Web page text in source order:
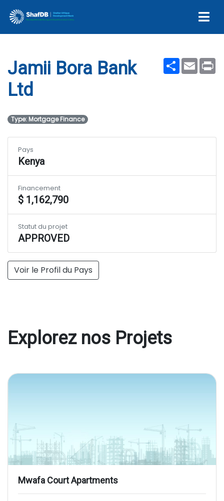
Jamii Bora Bank Ltd
ShareEmail
Jamii Bora Bank
Ltd
Type: Mortgage Finance
Voir le Profil du Pays
Pays
Kenya
Financement
$ 1,162,790
Statut du projet
APPROVED
Explorez nos Projets
Mwafa Court Apartments